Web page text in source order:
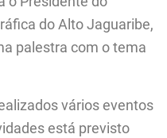
do Alto Jaguaribe,
palestra com o tema
vários eventos
está previsto